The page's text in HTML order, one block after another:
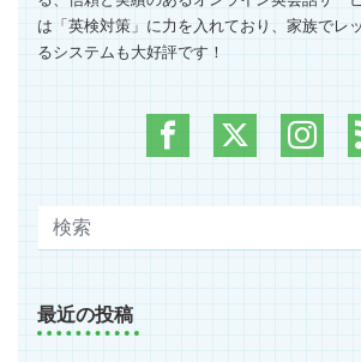
は「英検対策」に力を入れており、家族でレ
るシステムも大好評です！
最近の投稿